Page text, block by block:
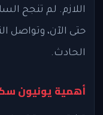
اللازم. لم تنجح
حتى الآن، وتواصل
الحادث.
أهمية يونيون